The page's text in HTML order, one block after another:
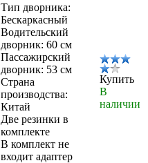
Тип дворника:
Бескаркасный
Водительский
дворник: 60 см
Пассажирский
дворник: 53 см
Страна
производства:
Китай
Две резинки в
комплекте
В комплект не
входит адаптер
Купить
В
наличии